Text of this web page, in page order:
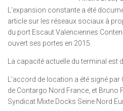
L’expansion constante a été
article sur les réseaux sociaux à
du port Escaut Valenciennes
ouvert ses portes en 2015.
La capacité actuelle du terminal est
L’accord de location a été signé
de Contargo Nord France, et Bruno
Syndicat Mixte Docks Seine Nord